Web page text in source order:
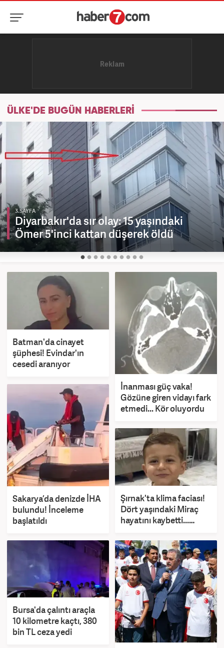
ÜLKE'DE BUGÜN HABERLERİ
3.SAYFA
Diyarbakır'da sır olay: 15 yaşındaki
Ömer 5'inci kattan düşerek öldü
Batman'da cinayet
şüphesi! Evindar'ın
cesedi aranıyor
İnanması güç vaka!
Gözüne giren vidayı fark
etmedi... Kör oluyordu
Sakarya’da denizde İHA
bulundu! İnceleme
başlatıldı
Şırnak'ta klima faciası!
Dört yaşındaki Miraç
hayatını kaybetti...
Bursa'da çalıntı araçla
10 kilometre kaçtı, 380
bin TL ceza yedi